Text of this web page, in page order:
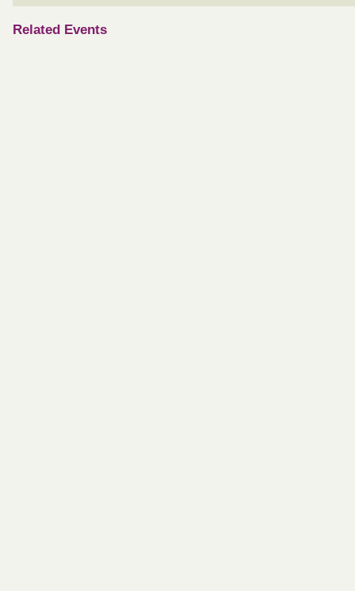
Related Events